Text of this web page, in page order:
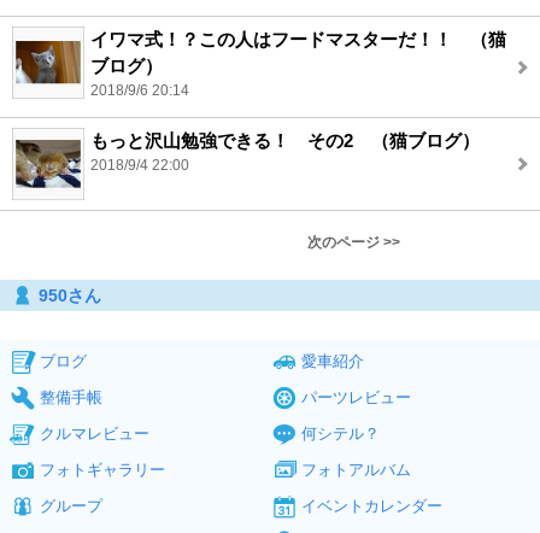
イワマ式！？この人はフードマスターだ！！ （猫
ブログ）
2018/9/6 20:14
もっと沢山勉強できる！ その2 （猫ブログ）
2018/9/4 22:00
次のページ >>
950さん
ブログ
愛車紹介
整備手帳
パーツレビュー
クルマレビュー
何シテル？
フォトギャラリー
フォトアルバム
グループ
イベントカレンダー